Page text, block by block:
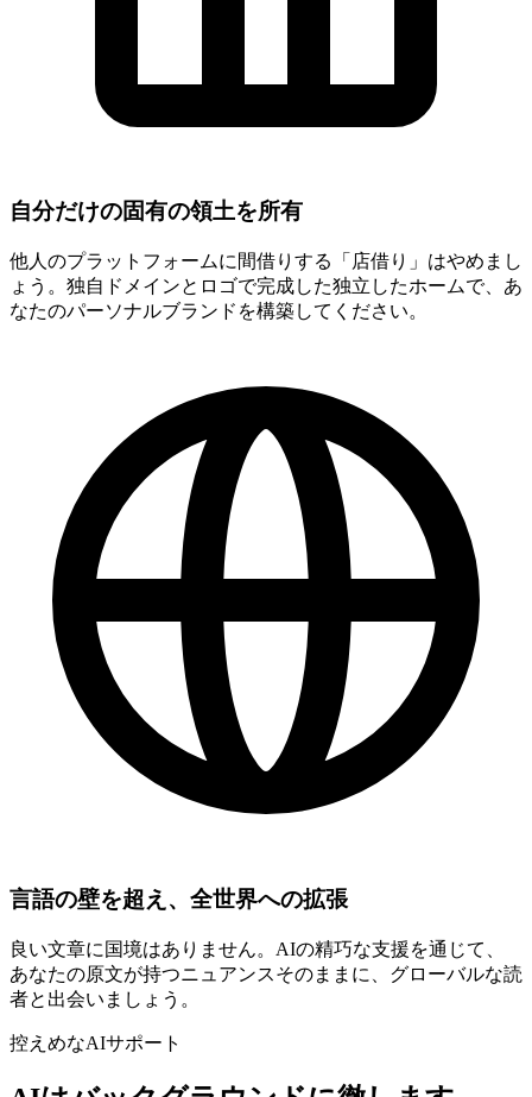
自分だけの固有の領土を所有
他人のプラットフォームに間借りする「店借り」はやめまし
ょう。独自ドメインとロゴで完成した独立したホームで、あ
なたのパーソナルブランドを構築してください。
言語の壁を超え、全世界への拡張
良い文章に国境はありません。AIの精巧な支援を通じて、
あなたの原文が持つニュアンスそのままに、グローバルな読
者と出会いましょう。
控えめなAIサポート